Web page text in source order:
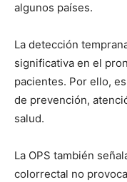
algunos países.
La detección
significativa en el
pacientes. Por ello,
de prevención,
salud.
La OPS también
colorrectal no